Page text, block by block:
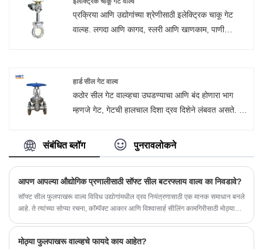
से.
प्रक्रिया आणि उद्योगांच्या श्रेणीसाठी इलेक्ट्रिक चाकू गेट
वाल्व्ह. लगदा आणि कागद, स्लरी आणि खाणकाम, पाणी
हार्ड सील गेट वाल्व
कठोर सील गेट वाल्व्हचा उघडण्याचा आणि बंद होणारा भाग
म्हणजे गेट, गेटची हालचाल दिशा द्रव दिशेने लंबवत असते. गेट
जाऊ शकते आणि ते समायोजित केले जाऊ शकत नाही किंवा
थ्रॉटल केले जाऊ शकत नाही.
संबंधित ब्लॉग पुनरावलोकने
आपण आपल्या औद्योगिक प्रणालीसाठी सॉफ्ट सील बटरफ्लाय वाल्व का निवडावे?
सॉफ्ट सील फुलपाखरू वाल्व विविध उद्योगांमधील द्रव नियंत्रणासाठी एक मानक समाधान बनले
आहे. ते त्यांच्या सोप्या रचना, कॉम्पॅक्ट आकार आणि विश्वासार्ह सीलिंग कामगिरीसाठी मोठ्या
व्यावसायिक प्रकल्पांसाठी अधिक कंपन्या त्यांची निवड का करीत आहेत? चला त्यांचे डिझाइन,
मोठ्या फुलपाखरू वाल्व्हचे फायदे काय आहेत?